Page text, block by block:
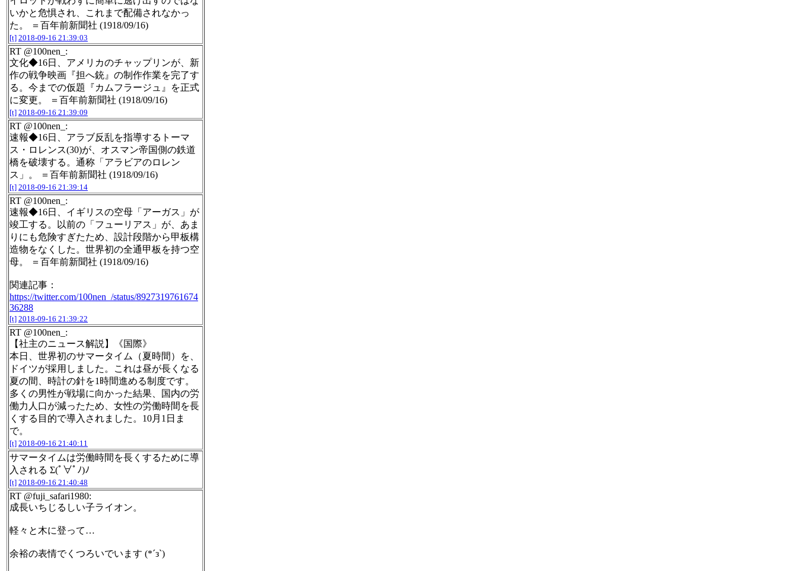
いかと危惧され、これまで配備されなかっ
た。 ＝百年前新聞社 (1918/09/16)
[t] 2018-09-16 21:39:03
RT @100nen_:
文化◆16日、アメリカのチャップリンが、新
作の戦争映画『担へ銃』の制作作業を完了す
る。今までの仮題『カムフラージュ』を正式
に変更。 ＝百年前新聞社 (1918/09/16)
[t] 2018-09-16 21:39:09
RT @100nen_:
速報◆16日、アラブ反乱を指導するトーマ
ス・ロレンス(30)が、オスマン帝国側の鉄道
橋を破壊する。通称「アラビアのロレン
ス」。 ＝百年前新聞社 (1918/09/16)
[t] 2018-09-16 21:39:14
RT @100nen_:
速報◆16日、イギリスの空母「アーガス」が
竣工する。以前の「フューリアス」が、あま
りにも危険すぎたため、設計段階から甲板構
造物をなくした。世界初の全通甲板を持つ空
母。 ＝百年前新聞社 (1918/09/16)
関連記事：
https://twitter.com/100nen_/status/8927319761674
36288
[t] 2018-09-16 21:39:22
RT @100nen_:
【社主のニュース解説】《国際》
本日、世界初のサマータイム（夏時間）を、
ドイツが採用しました。これは昼が長くなる
夏の間、時計の針を1時間進める制度です。
多くの男性が戦場に向かった結果、国内の労
働力人口が減ったため、女性の労働時間を長
くする目的で導入されました。10月1日ま
で。
[t] 2018-09-16 21:40:11
サマータイムは労働時間を長くするために導
入される Σ(ﾟ∀ﾟﾉ)ﾉ
[t] 2018-09-16 21:40:48
RT @fuji_safari1980:
成長いちじるしい子ライオン。
軽々と木に登って…
余裕の表情でくつろいでいます (*´з`)